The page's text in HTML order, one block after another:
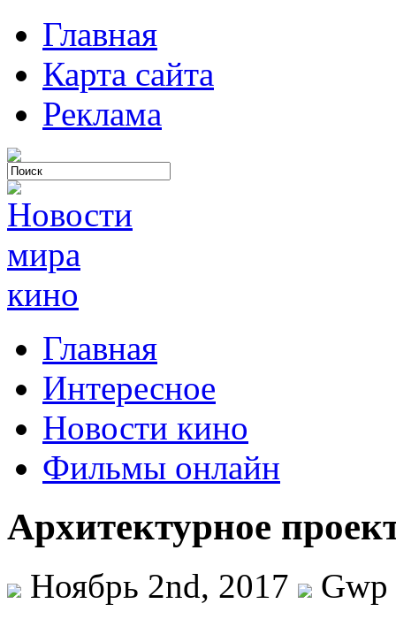
Главная
Карта сайта
Реклама
Главная
Интересное
Новости кино
Фильмы онлайн
Архитектурное
Ноябрь 2nd, 2017
Gwp